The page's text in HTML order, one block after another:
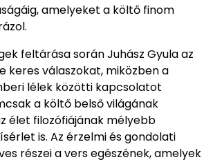
amelyeket a költő finom
feltárása során Juhász Gyula az
keres válaszokat, miközben a
lélek közötti kapcsolatot
a költő belső világának
élet filozófiájának mélyebb
is. Az érzelmi és gondolati
részei a vers egészének, amelyek